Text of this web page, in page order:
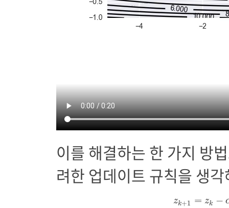
이를 해결하는 한 가지 방
려한 업데이트 규칙을 생
zk+1 = zk −
=z